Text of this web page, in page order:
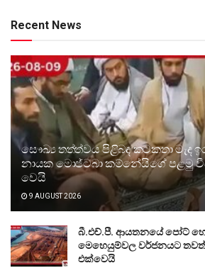
Recent News
සෞඛ්‍ය තත්ත්වය පිළිබඳ කටකතා මැද
නායක මොජ්ටබා කම්නේයිගේ පළමු
වෙයි
9 AUGUST 2026
බී.එච්.පී. ආයතනයේ පෝට්
මෙහෙයුම්වල වර්ජනයට
එක්වෙයි